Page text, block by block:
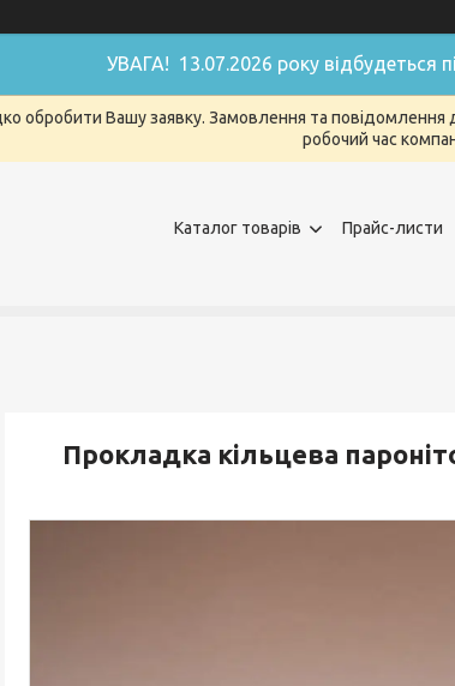
УВАГА! 13.07.2026 року відбудеться
обробити Вашу заявку. Замовлення та повідомлення
робочий час
Каталог товарів Прайс-листи
Прокладка кільцева